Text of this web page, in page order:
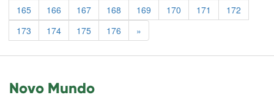
165
166 167 168 169 170 171
172
173
174 175 176 »
Novo Mundo